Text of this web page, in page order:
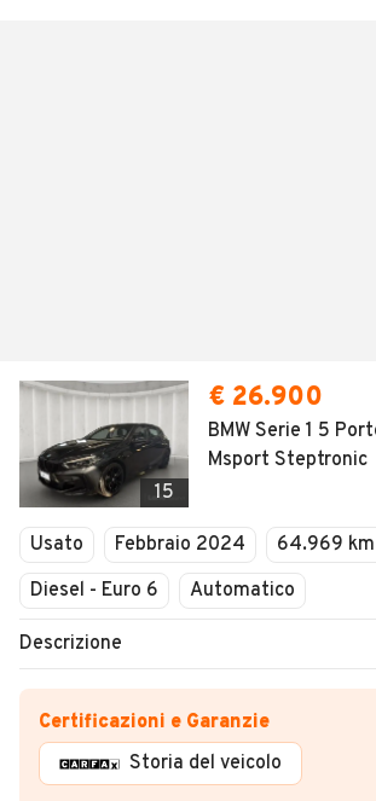
15
€ 26.900
BMW Serie 1 5
Msport Steptronic
Usato Febbraio 2024
64.969 km
Diesel - Euro 6
Automatico
Descrizione
Certificazioni e Garanzie
Storia del veicolo